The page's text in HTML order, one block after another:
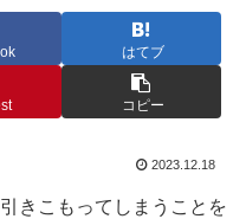
はてブ
コピー
2023.12.18
きこもってしまうことを